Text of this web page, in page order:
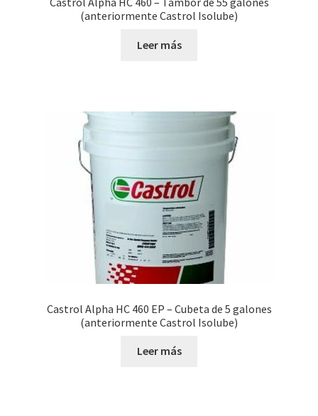
(anteriormente Castrol Isolube)
Leer más
Castrol Alpha HC 460 EP – Cubeta de 5 galones
(anteriormente Castrol Isolube)
Leer más